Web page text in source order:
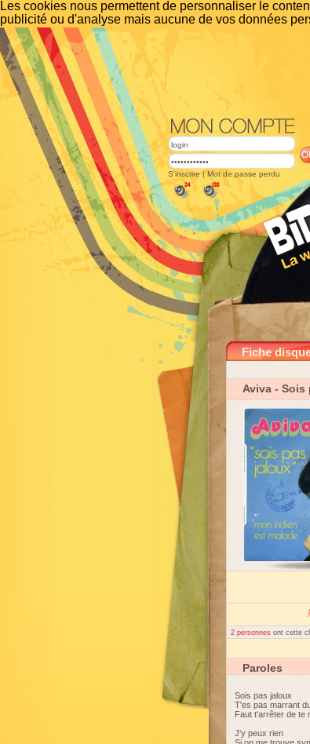
Les cookies nous permettent de personnaliser le
publicité ou d'analyse mais aucune de vos données
S'inscrire | Mot de passe perdu
Fiche
Aviva - Sois
2 personnes ont cette
Paroles
Sois pas jaloux
T'es pas marrant
Faut t'arrêter de te
J'y peux rien